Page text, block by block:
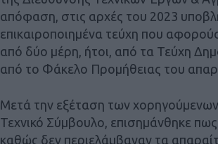
απόφαση, στις αρχές του 2023
επικαιροποιημένα τεύχη που
από δύο μέρη, ήτοι, από τα Τεύχη
από το Φάκελο Προμήθειας του
Μετά την εξέταση των
Τεχνικό Σύμβουλο, επισημάνθηκε
καθώς δεν περιελάμβαναν τα